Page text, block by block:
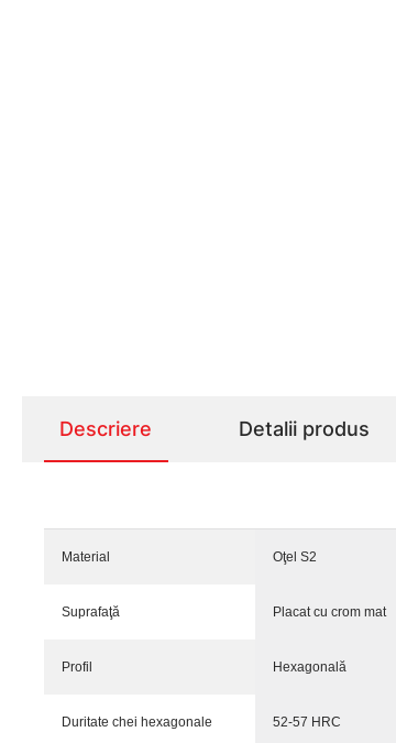
Descriere Detalii produs
Material Oţel S2
Suprafaţă Placat cu crom mat
Profil Hexagonală
Duritate chei hexagonale 52-57 HRC